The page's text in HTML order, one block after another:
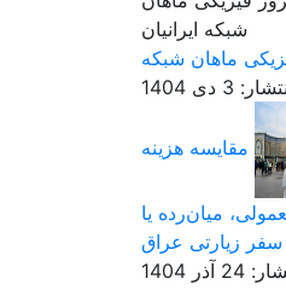
ماهان شبکه
3 دی 1404
مقایسه هزینه
میان‌رده یا
1404